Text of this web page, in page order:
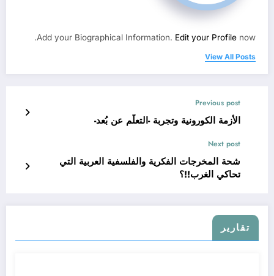
Add your Biographical Information. Edit your Profile now.
View All Posts
Previous post
الأزمة الكورونية وتجربة -التعلّم عن بُعد-
Next post
شحة المخرجات الفكرية والفلسفية العربية التي
تحاكي الغرب!!؟
تقارير